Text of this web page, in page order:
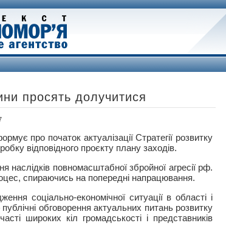
просять долучитися
про початок актуалізації Стратегії розвитку
відповідного проєкту плану заходів.
наслідків повномасштабної збройної агресії рф.
спираючись на попередні напрацювання.
соціально-економічної ситуації в області і
обговорення актуальних питань розвитку
широких кіл громадськості і представників